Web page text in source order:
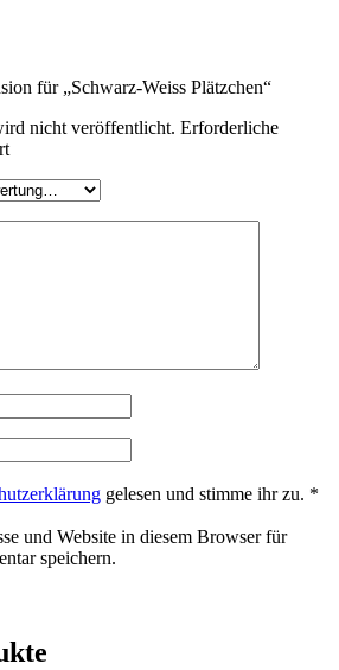
für „Schwarz-Weiss Plätzchen“
nicht veröffentlicht. Erforderliche
gelesen und stimme ihr zu. *
und Website in diesem Browser für
speichern.